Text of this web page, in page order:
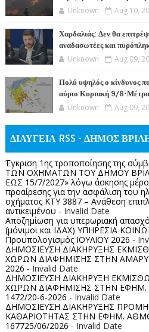
Unknown Aug 10,
Χαρδαλιάς: Δεν θα
αναδασωτέες και
Unknown Aug 09,
Πολύ υψηλός ο κίνδυνος
αύριο Κυριακή 9/8-
Unknown Aug 09,
ΔΙΑΥΓΕΙΑ RSS - ΔΗΜΟΣ
Έγκριση 1ης τροποποίησης της
ΤΩΝ ΟΧΗΜΑΤΩΝ ΤΟΥ ΔΗΜΟΥ
ΕΩΣ 15/7/2027» λόγω άσκησης
προαίρεσης για την ασφάλιση του
οχήματος ΚΤΥ 3887 – Ανάθεση
αντικειμένου - Invalid Date
Αποζημίωση για υπερωριακή
(μόνιμοι και ΙΔΑΧ) ΥΠΗΡΕΣΙΑ
Προυπολογισμός ΙΟΥΛΙΟΥ 2026 -
ΔΗΜΟΣΙΕΥΣΗ ΔΙΑΚΗΡΥΞΗΣ
ΧΩΡΩΝ ΔΙΑΦΗΜΙΣΗΣ ΣΤΗΝ
2026 - Invalid Date
ΔΗΜΟΣΙΕΥΣΗ ΔΙΑΚΗΡΥΞΗ
ΧΩΡΩΝ ΔΙΑΦΗΜΙΣΗΣ ΣΤΗΝ ΕΦΗΜ.
1472/20-6-2026 - Invalid Date
ΔΗΜΟΣΙΕΥΣΗ ΔΙΑΚΗΡΥΞΗΣ
ΚΑΘΑΡΙΟΤΗΤΑΣ ΣΤΗΝ ΕΦΗΜ.
167725/06/2026 - Invalid Date